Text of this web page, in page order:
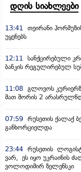
დღის სიახლეები
13:41 თეირანი
უყენებს
12:11 სანქცირებული
ბანკის რეგულირებულ
11:08 გლოვოს
მათ შორის 2
07:59 რუსეთის ქალაქ
განხორციელდა
23:44 რუსეთის
ვარ, ეს იყო უკრაინის
ვოლოდიმირ ზელენსკი